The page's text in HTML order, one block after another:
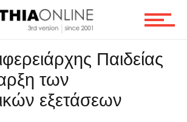
Παιδείας
των
εξετάσεων